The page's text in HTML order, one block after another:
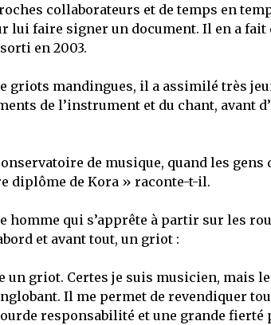
collaborateurs et de temps en
lui faire signer un document. Il en a fait
en 2003.
griots mandingues, il a assimilé très
de l’instrument et du chant, avant
de musique, quand les gens
diplôme de Kora » raconte-t-il.
homme qui s’apprête à partir sur les
et avant tout, un griot :
un griot. Certes je suis musicien, mais
Il me permet de revendiquer
responsabilité et une grande fierté